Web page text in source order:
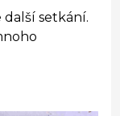
další setkání.